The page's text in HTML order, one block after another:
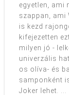
egyetlen, ami
szappan, ami
is kezd
kifejezetten
milyen jó -
univerzális
os olíva- és
samponként
Joker lehet. ...